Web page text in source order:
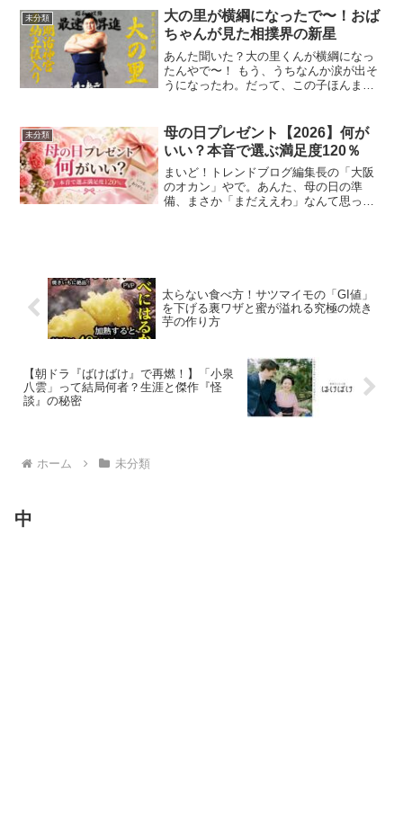
という人が増えています。 ◇ミドル世代
のニオイ識別◇枕のニ...
未分類
大の里が横綱になったで〜！おば
ちゃんが見た相撲界の新星
あんた聞いた？大の里くんが横綱になっ
たんやで〜！ もう、うちなんか涙が出そ
うになったわ。だって、この子ほんまに
ん？」って思てるそこのあんた、ちょっ
と待ちなはれ。この子はな...
未分類
母の日プレゼント【2026】何が
いい？本音で選ぶ満足度120％
まいど！トレンドブログ編集長の「大阪
のオカン」やで。あんた、母の日の準
備、まさか「まだええわ」なんて思って
太らない食べ方！サツマイモの「GI値」
を下げる裏ワザと蜜が溢れる究極の焼き
芋の作り方
【朝ドラ『ばけばけ』で再燃！】「小泉
八雲」って結局何者？生涯と傑作『怪
談』の秘密
ホーム 未分類
中